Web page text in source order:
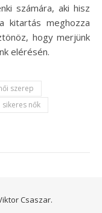
számára, aki hisz
kitartás meghozza
hogy merjünk
elérésén.
szerep
sikeres nők
Csaszar.